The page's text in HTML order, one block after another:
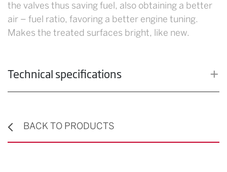
the valves thus saving fuel, also obtaining a better
air – fuel ratio, favoring a better engine tuning.
Makes the treated surfaces bright, like new.
Technical specifications
BACK TO PRODUCTS